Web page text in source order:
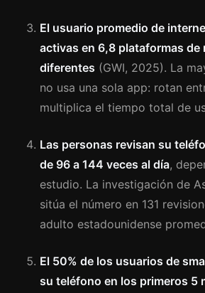
El usuario promedio de
activas en 6,8 plataformas de
diferentes (GWI, 2025). La
no usa una sola app: rotan
multiplica el tiempo total de
Las personas revisan su
de 96 a 144 veces al día,
estudio. La investigación de
sitúa el número en 131
adulto estadounidense
El 50% de los usuarios de
su teléfono en los primeros 5